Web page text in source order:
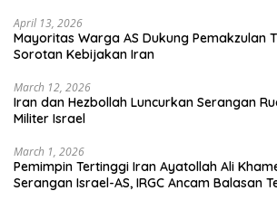
April 13, 2026
Mayoritas Warga AS Dukung Pemakzulan
Sorotan Kebijakan Iran
March 12, 2026
Iran dan Hezbollah Luncurkan Serangan
Militer Israel
March 1, 2026
Pemimpin Tertinggi Iran Ayatollah Ali
Serangan Israel-AS, IRGC Ancam Balasan